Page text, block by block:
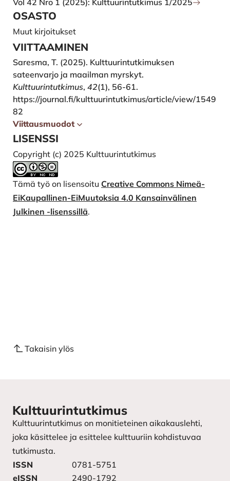
Vol 42 Nro 1 (2025): Kulttuurintutkimus 1/2025
OSASTO
Muut kirjoitukset
VIITTAAMINEN
Saresma, T. (2025). Kulttuurintutkimuksen
sateenvarjo ja maailman myrskyt.
Kulttuurintutkimus, 42(1), 56-61.
https://journal.fi/kulttuurintutkimus/article/view/1549
82
Viittausmuodot
LISENSSI
Copyright (c) 2025 Kulttuurintutkimus
Tämä työ on lisensoitu Creative Commons Nimeä-
EiKaupallinen-EiMuutoksia 4.0 Kansainvälinen
Julkinen -lisenssillä.
Takaisin ylös
Kulttuurintutkimus
Kulttuurintutkimus on monitieteinen aikakauslehti,
joka käsittelee ja esittelee kulttuuriin kohdistuvaa
tutkimusta.
ISSN
0781-5751
eISSN
2490-1792